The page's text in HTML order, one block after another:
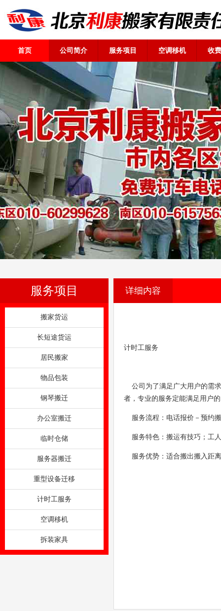
首页 公司简介 服务项目 空调移机 收
服务项目
搬家货运
长短途货运
居民搬家
物品包装
钢琴搬迁
办公室搬迁
临时仓储
服务器搬迁
重型设备迁移
计时工服务
空调移机
拆装家具
详细内容
计时工服务
公司为了满足广大用户的需
者，专业的服务定能满足用户
服务流程：电话报价－预约
服务特色：搬运有技巧；工
服务优势：适合搬出搬入距